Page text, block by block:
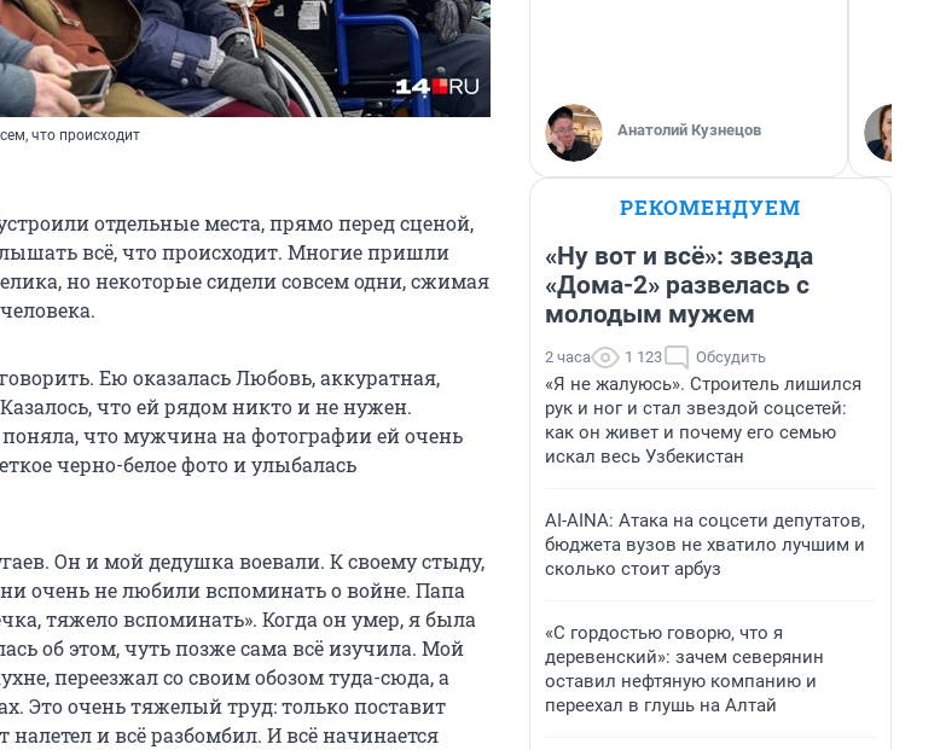
что происходит
отдельные места, прямо перед сценой,
всё, что происходит. Многие пришли
но некоторые сидели совсем одни, сжимая
Ею оказалась Любовь, аккуратная,
что ей рядом никто и не нужен.
что мужчина на фотографии ей очень
черно-белое фото и улыбалась
Он и мой дедушка воевали. К своему стыду,
очень не любили вспоминать о войне. Папа
тяжело вспоминать». Когда он умер, я была
об этом, чуть позже сама всё изучила. Мой
переезжал со своим обозом туда-сюда, а
Это очень тяжелый труд: только поставит
и всё разбомбил. И всё начинается
Анатолий Кузнецов
РЕКОМЕНДУЕМ
«Ну вот и всё»: звезда
«Дома-2» развелась с
молодым мужем
2 часа 1 123 Обсудить
«Я не жалуюсь». Строитель лишился
рук и ног и стал звездой соцсетей:
как он живет и почему его семью
искал весь Узбекистан
AI-AINA: Атака на соцсети депутатов,
бюджета вузов не хватило лучшим и
сколько стоит арбуз
«С гордостью говорю, что я
деревенский»: зачем северянин
оставил нефтяную компанию и
переехал в глушь на Алтай